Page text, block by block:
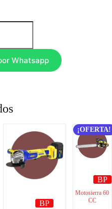
Whatsapp
BP
¡OFERTA!
BP
Motosierra 60
CC